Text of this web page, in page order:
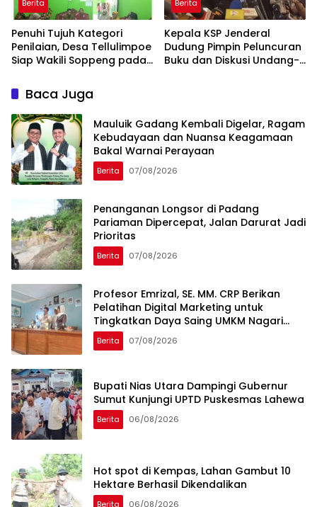
Berita
Penuhi Tujuh Kategori
Penilaian, Desa Tellulimpoe
Siap Wakili Soppeng pada
2026
Berita
Kepala KSP Jenderal
Dudung Pimpin Peluncuran
Buku dan Diskusi Undang-
Baca Juga
Mauluik Gadang Kembali Digelar, Ragam
Kebudayaan dan Nuansa Keagamaan
Bakal Warnai Perayaan
Berita 07/08/2026
Penanganan Longsor di Padang
Pariaman Dipercepat, Jalan Darurat Jadi
Prioritas
Berita 07/08/2026
Profesor Emrizal, SE. MM. CRP Berikan
Pelatihan Digital Marketing untuk
Tingkatkan Daya Saing UMKM Nagari
Toboh Gadang
Berita 07/08/2026
Bupati Nias Utara Dampingi Gubernur
Sumut Kunjungi UPTD Puskesmas Lahewa
Berita 06/08/2026
Hot spot di Kempas, Lahan Gambut 10
Hektare Berhasil Dikendalikan
Berita 06/08/2026